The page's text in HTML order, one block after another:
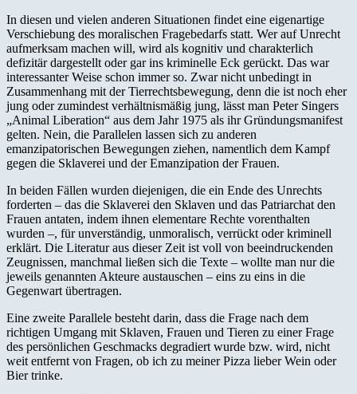
In diesen und vielen anderen Situationen findet eine eigenartige
Verschiebung des moralischen Fragebedarfs statt. Wer auf Unrecht
aufmerksam machen will, wird als kognitiv und charakterlich
defizitär dargestellt oder gar ins kriminelle Eck gerückt. Das war
interessanter Weise schon immer so. Zwar nicht unbedingt in
Zusammenhang mit der Tierrechtsbewegung, denn die ist noch eher
jung oder zumindest verhältnismäßig jung, lässt man Peter Singers
„Animal Liberation“ aus dem Jahr 1975 als ihr Gründungsmanifest
gelten. Nein, die Parallelen lassen sich zu anderen
emanzipatorischen Bewegungen ziehen, namentlich dem Kampf
gegen die Sklaverei und der Emanzipation der Frauen.
In beiden Fällen wurden diejenigen, die ein Ende des Unrechts
forderten – das die Sklaverei den Sklaven und das Patriarchat den
Frauen antaten, indem ihnen elementare Rechte vorenthalten
wurden –, für unverständig, unmoralisch, verrückt oder kriminell
erklärt. Die Literatur aus dieser Zeit ist voll von beeindruckenden
Zeugnissen, manchmal ließen sich die Texte – wollte man nur die
jeweils genannten Akteure austauschen – eins zu eins in die
Gegenwart übertragen.
Eine zweite Parallele besteht darin, dass die Frage nach dem
richtigen Umgang mit Sklaven, Frauen und Tieren zu einer Frage
des persönlichen Geschmacks degradiert wurde bzw. wird, nicht
weit entfernt von Fragen, ob ich zu meiner Pizza lieber Wein oder
Bier trinke.